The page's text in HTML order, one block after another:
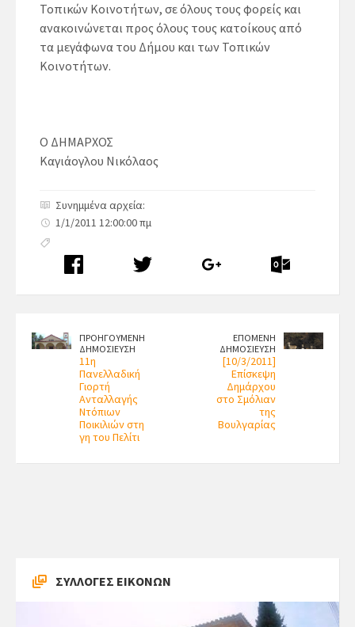
Τοπικών Κοινοτήτων, σε όλους τους φορείς και
ανακοινώνεται προς όλους τους κατοίκους από
τα μεγάφωνα του Δήμου και των Τοπικών
Κοινοτήτων.
Ο ΔΗΜΑΡΧΟΣ
Καγιάογλου Νικόλαος
Συνημμένα αρχεία:
1/1/2011 12:00:00 πμ
ΠΡΟΗΓΟΥΜΕΝΗ
ΔΗΜΟΣΙΕΥΣΗ
11η
Πανελλαδική
Γιορτή
Ανταλλαγής
Ντόπιων
Ποικιλιών στη
γη του Πελίτι
ΕΠΟΜΕΝΗ
ΔΗΜΟΣΙΕΥΣΗ
[10/3/2011]
Επίσκεψη
Δημάρχου
στο Σμόλιαν
της
Βουλγαρίας
ΣΥΛΛΟΓΕΣ ΕΙΚΟΝΩΝ